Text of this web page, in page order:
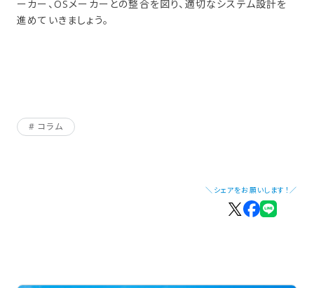
ーカー、OSメーカーとの整合を図り、適切なシステム設計を
進めていきましょう。
コラム
＼シェアをお願いします！／